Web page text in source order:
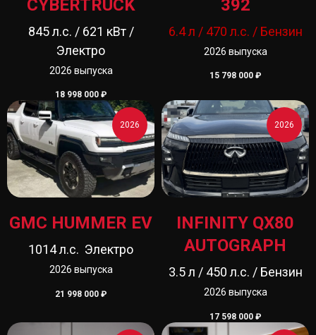
CYBERTRUCK
845 л.с. / 621 кВт /
Электро
2026 выпуска
18 998 000 ₽
392
6.4 л / 470 л.с. / Бензин
2026 выпуска
15 798 000 ₽
2026
GMC НUMMER EV
1014 л.с. Электро
2026 выпуска
21 998 000 ₽
2026
INFINITY QX80
AUTOGRAPH
3.5 л / 450 л.с. / Бензин
2026 выпуска
17 598 000 ₽
Блог
Автомобили в наличии
Новые автомобили
Автомобили с пробегом
Аксессуары и запчасти